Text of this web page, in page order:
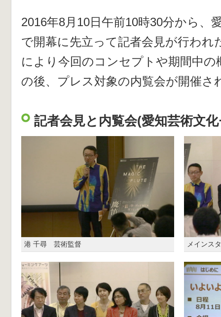
2016年8月10日午前10時30分から、
で開幕に先立って記者会見が行われ
により今回のコンセプトや期間中の
の後、プレス対象の内覧会が開催さ
記者会見と内覧会(愛知芸術文
港 千尋 芸術監督 メインス